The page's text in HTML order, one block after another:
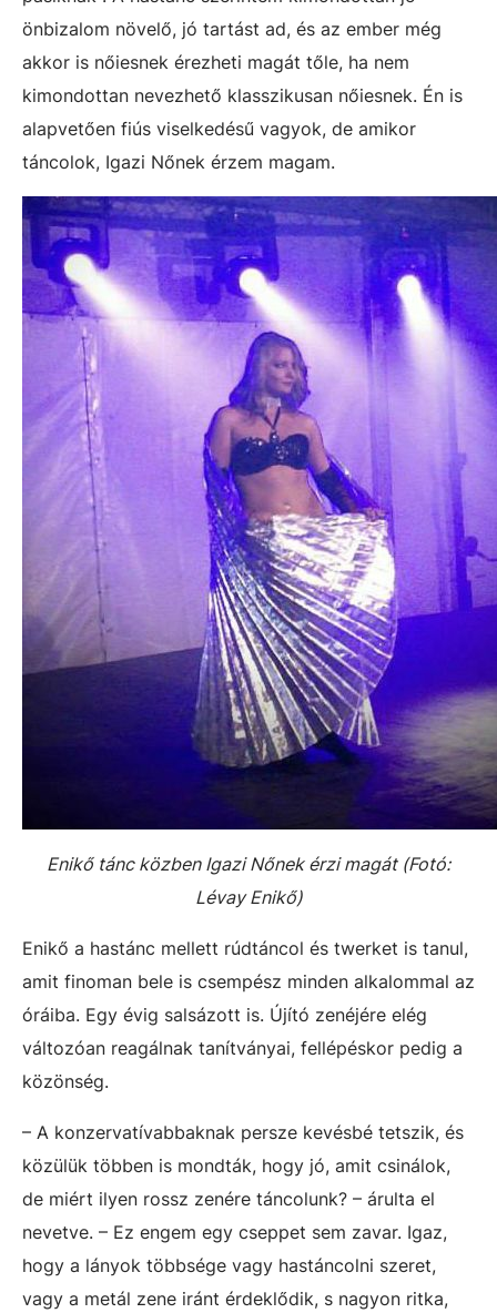
önbizalom növelő, jó tartást ad, és az ember még
akkor is nőiesnek érezheti magát tőle, ha nem
kimondottan nevezhető klasszikusan nőiesnek. Én is
alapvetően fiús viselkedésű vagyok, de amikor
táncolok, Igazi Nőnek érzem magam.
Enikő tánc közben Igazi Nőnek érzi magát (Fotó:
Lévay Enikő)
Enikő a hastánc mellett rúdtáncol és twerket is tanul,
amit finoman bele is csempész minden alkalommal az
óráiba. Egy évig salsázott is. Újító zenéjére elég
változóan reagálnak tanítványai, fellépéskor pedig a
közönség.
– A konzervatívabbaknak persze kevésbé tetszik, és
közülük többen is mondták, hogy jó, amit csinálok,
de miért ilyen rossz zenére táncolunk? – árulta el
nevetve. – Ez engem egy cseppet sem zavar. Igaz,
hogy a lányok többsége vagy hastáncolni szeret,
vagy a metál zene iránt érdeklődik, s nagyon ritka,